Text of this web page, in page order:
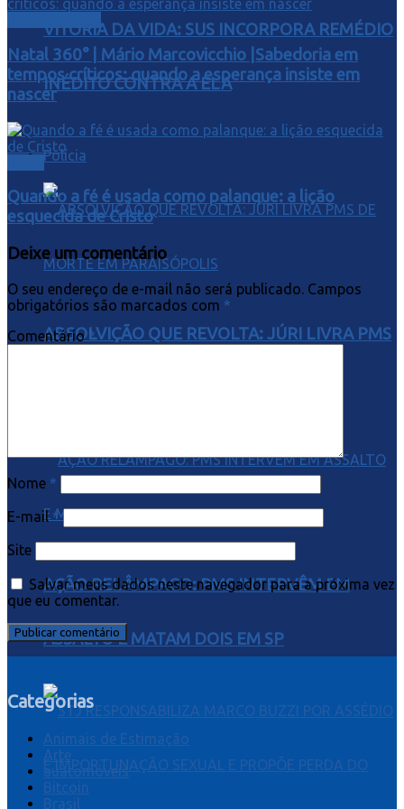
VITÓRIA DA VIDA: SUS INCORPORA REMÉDIO
INÉDITO CONTRA A ELA
Polícia
ABSOLVIÇÃO QUE REVOLTA: JÚRI LIVRA PMS
AÇÃO RELÂMPAGO: PMS INTERVÊM EM
ASSALTO E MATAM DOIS EM SP
Natal 360° | Mário Marcovicchio |Sabedoria em
tempos críticos: quando a esperança insiste em
nascer
Quando a fé é usada como palanque: a lição
esquecida de Cristo
Deixe um comentário
O seu endereço de e-mail não será publicado. Campos
obrigatórios são marcados com *
Comentário*
Nome *
E-mail*
Site
Salvar meus dados neste navegador para a próxima vez
que eu comentar.
Categorias
Animais de Estimação
Arte
auatomóveis
Bitcoin
Brasil